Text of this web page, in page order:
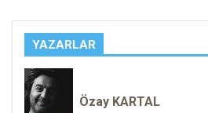
YAZARLAR
Özay KARTAL